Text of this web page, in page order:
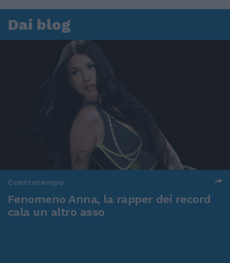
Dai blog
Controtempo
Fenomeno Anna, la rapper dei record
cala un altro asso